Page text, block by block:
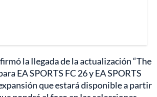
la llegada de la actualización “The
EA SPORTS FC 26 y EA SPORTS
que estará disponible a partir